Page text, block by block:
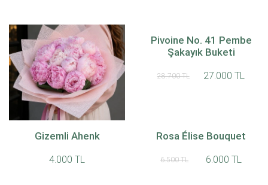
Pivoine Blush 21,
14.700 TL 14.000 TL
Pivoine No. 41 Pembe
Şakayık Buketi
28.700 TL 27.000 TL
Gizemli Ahenk
4.000 TL
Rosa Élise Bouquet
6.500 TL 6.000 TL